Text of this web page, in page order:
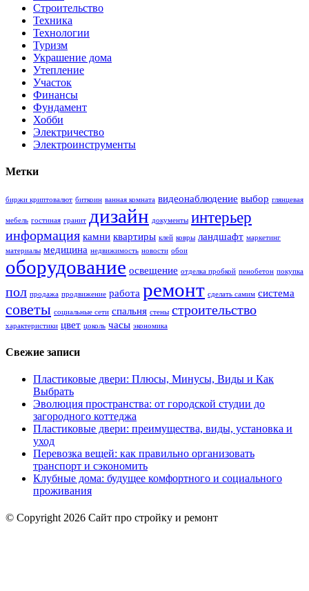
Строительство
Техника
Технологии
Туризм
Украшение дома
Утепление
Участок
Финансы
Фундамент
Хобби
Электричество
Электроинструменты
Метки
биржи криптовалют биткоин ванная комната видеонаблюдение выбор глянцевая
мебель гостиная гранит дизайн документы интерьер
информация камни квартиры клей ковры ландшафт маркетинг
материалы медицина недвижимость новости обои
оборудование освещение отделка пробкой пенобетон покупка
пол продажа продвижение работа ремонт сделать самим система
советы социальные сети спальня стены строительство
характеристики цвет цоколь часы экономика
Свежие записи
Пластиковые двери: Плюсы, Минусы, Виды и Как
Выбрать
Эволюция пространства: от городской студии до
загородного коттеджа
Пластиковые двери: преимущества, виды, установка и
уход
Перевозка вещей: как правильно организовать
транспорт и сэкономить
Клубные дома: будущее комфортного и социального
проживания
© Copyright 2026 Сайт про стройку и ремонт